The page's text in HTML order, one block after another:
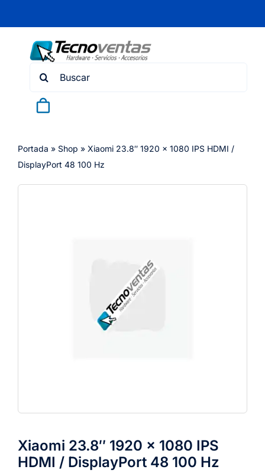
content
Search
Portada » Shop » Xiaomi 23.8″ 1920 x 1080 IPS HDMI /
DisplayPort 48 100 Hz
Xiaomi 23.8″ 1920 x 1080 IPS
HDMI / DisplayPort 48 100 Hz